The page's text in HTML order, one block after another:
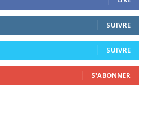
SUIVRE
SUIVRE
S'ABONNER